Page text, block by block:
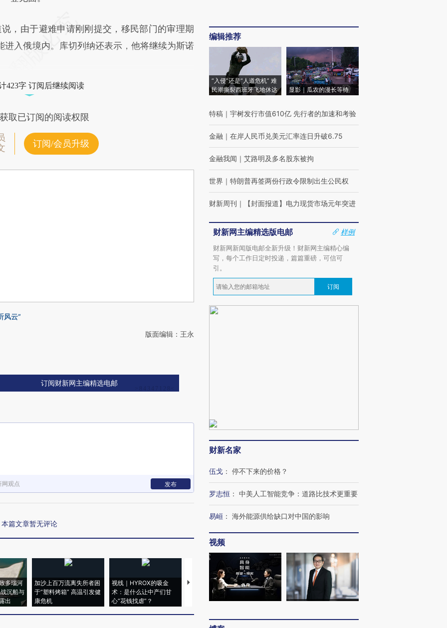
由于避难申请刚刚提交，移民部门的审理期
进入俄境内。库切列纳还表示，他将继续为斯诺
423字 订阅后继续阅读
取已订阅的阅读权限
订阅/会员升级
风云”
版面编辑：王永
订阅财新网主编精选电邮
网观点 发布
本篇文章暂无评论
多瑙河
沉船与
出
加沙上百万流离失所者困
于“塑料烤箱” 高温引发健
康危机
视线｜HYROX的吸金
术：是什么让中产们甘
心“花钱找虐”？
马航飞行员跨国走私7万
粒摇头丸 尿检体内含3种
视线｜被称为“蟑螂”的印
度Z世代 用街头抗争将教
育部长拱下台
视线｜“入侵”还是“人道危
机”？难民潮撕裂西班牙
飞地休达
编辑推荐
“入侵”还是“人道危机” 难
民潮撕裂西班牙飞地休达
显影｜瓜农的漫长等待
特稿 ｜ 宇树发行市值610亿 先行者的加速和考验
金融 ｜ 在岸人民币兑美元汇率连日升破6.75
金融我闻 ｜ 艾路明及多名股东被拘
世界 ｜ 特朗普再签两份行政令限制出生公民权
财新周刊 ｜ 【封面报道】电力现货市场元年突进
财新网主编精选版电邮
样例
财新网新闻版电邮全新升级！财新网主编精心编
写，每个工作日定时投递，篇篇重磅，可信可
引。
订阅
财新名家
伍戈 ： 停不下来的价格？
罗志恒 ： 中美人工智能竞争：道路比技术更重要
易峘 ： 海外能源供给缺口对中国的影响
视频